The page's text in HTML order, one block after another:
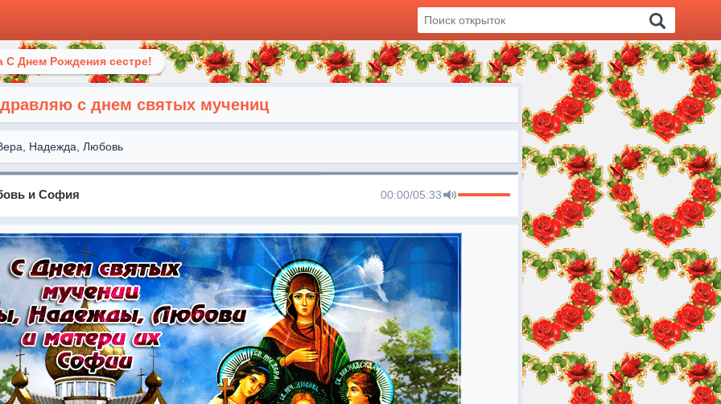
С Днем Рождения сестре!
с днем святых мучениц
Надежда, Любовь
и София 00:00/05:33